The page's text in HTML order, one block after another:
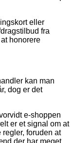
eller
fra
honorere
kan man
dog er det
e-shoppen
er et signal om at
foruden at
der har meget